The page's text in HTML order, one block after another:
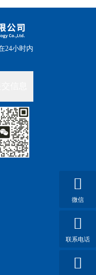
微信
联系电话
24小时内